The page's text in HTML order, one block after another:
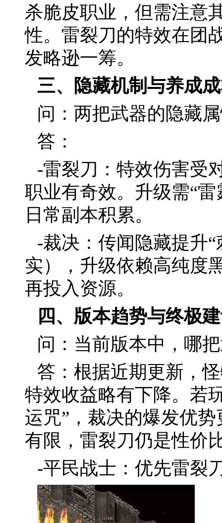
杀脆皮职业，但需注意
性。雷裂刀的特效在团
发略逊一筹。
三、隐藏机制与养成
问：两把武器的隐藏
答：
-雷裂刀：特效伤害受
职业有奇效。升级需“
日常副本积累。
-裁决：传闻隐藏提升
实），升级依赖高纯度
再投入资源。
四、版本趋势与终极
问：当前版本中，哪
答：根据近期更新，
特效收益略有下降。若
运咒”，裁决的爆发优
有限，雷裂刀仍是性价
-平民战士：优先雷裂